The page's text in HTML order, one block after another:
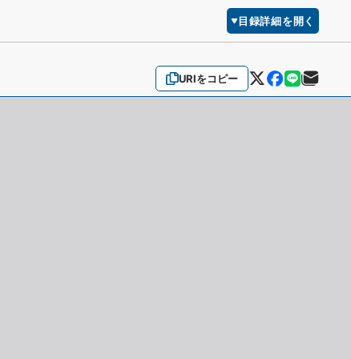
目録詳細を開く
URIをコピー